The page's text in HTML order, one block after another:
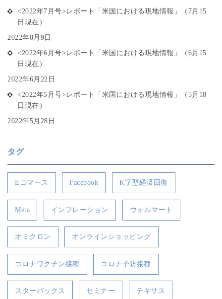
<2022年7月号>レポート「米国における現地情報」（7月15
日現在）
2022年8月9日
<2022年6月号>レポート「米国における現地情報」（6月15
日現在）
2022年6月22日
<2022年5月号>レポート「米国における現地情報」（5月18
日現在）
2022年5月28日
タグ
Eコマース Facebook K字型経済回復
Meta インフレーション ウォルマート
オミクロン オンラインショッピング
コロナワクチン接種 コロナ予防接種
スターバックス セミナー テキサス